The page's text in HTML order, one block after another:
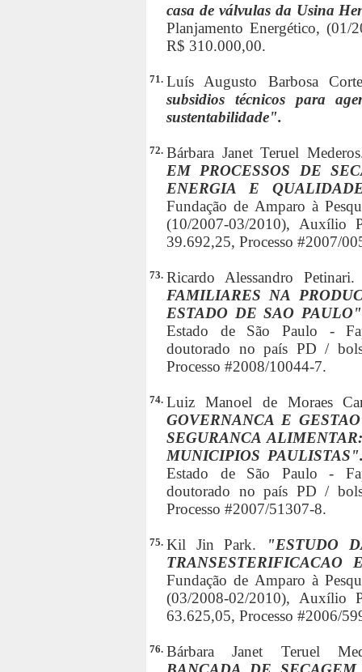
casa de válvulas da Usina
Planjamento Energético,
R$ 310.000,00.
71. Luís Augusto Barbosa
subsidios técnicos para
sustentabilidade".
72. Bárbara Janet Teruel
EM PROCESSOS DE
ENERGIA E
Fundação de Amparo à
(10/2007-03/2010), Auxílio
39.692,25, Processo #2007/
73. Ricardo Alessandro
FAMILIARES NA
ESTADO DE SAO
Estado de São Paulo -
doutorado no país PD /
Processo #2008/10044-7.
74. Luiz Manoel de Moraes
GOVERNANCA E
SEGURANCA
MUNICIPIOS
Estado de São Paulo -
doutorado no país PD /
Processo #2007/51307-8.
75. Kil Jin Park.
"ESTUDO
Fundação de Amparo à
(03/2008-02/2010), Auxílio
63.625,05, Processo #2006/
76. Bárbara Janet Teruel